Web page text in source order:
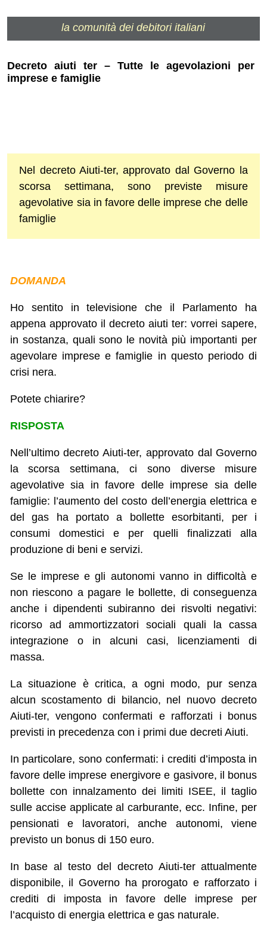
la comunità dei debitori italiani
Decreto aiuti ter – Tutte le agevolazioni per
imprese e famiglie
Nel decreto Aiuti-ter, approvato dal Governo la
scorsa settimana, sono previste misure
agevolative sia in favore delle imprese che delle
famiglie
DOMANDA
Ho sentito in televisione che il Parlamento ha
appena approvato il decreto aiuti ter: vorrei sapere,
in sostanza, quali sono le novità più importanti per
agevolare imprese e famiglie in questo periodo di
crisi nera.
Potete chiarire?
RISPOSTA
Nell’ultimo decreto Aiuti-ter, approvato dal Governo
la scorsa settimana, ci sono diverse misure
agevolative sia in favore delle imprese sia delle
famiglie: l’aumento del costo dell’energia elettrica e
del gas ha portato a bollette esorbitanti, per i
consumi domestici e per quelli finalizzati alla
produzione di beni e servizi.
Se le imprese e gli autonomi vanno in difficoltà e
non riescono a pagare le bollette, di conseguenza
anche i dipendenti subiranno dei risvolti negativi:
ricorso ad ammortizzatori sociali quali la cassa
integrazione o in alcuni casi, licenziamenti di
massa.
La situazione è critica, a ogni modo, pur senza
alcun scostamento di bilancio, nel nuovo decreto
Aiuti-ter, vengono confermati e rafforzati i bonus
previsti in precedenza con i primi due decreti Aiuti.
In particolare, sono confermati: i crediti d’imposta in
favore delle imprese energivore e gasivore, il bonus
bollette con innalzamento dei limiti ISEE, il taglio
sulle accise applicate al carburante, ecc. Infine, per
pensionati e lavoratori, anche autonomi, viene
previsto un bonus di 150 euro.
In base al testo del decreto Aiuti-ter attualmente
disponibile, il Governo ha prorogato e rafforzato i
crediti di imposta in favore delle imprese per
l’acquisto di energia elettrica e gas naturale.